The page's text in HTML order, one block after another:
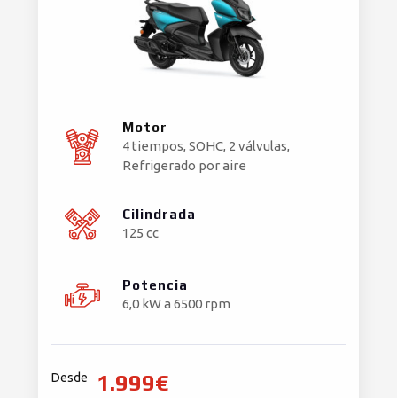
Motor
4 tiempos, SOHC, 2 válvulas,
Refrigerado por aire
Cilindrada
125 cc
Potencia
6,0 kW a 6500 rpm
Desde 1.999€